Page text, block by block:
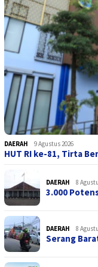
DAERAH 9 Agustus 2026
HUT RI ke-81, Tirta
DAERAH 8
3.000
DAERAH 8
Serang